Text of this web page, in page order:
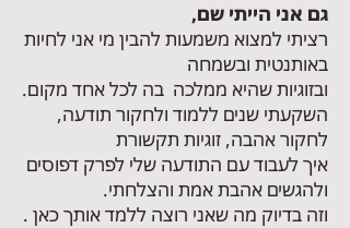
גם אני הייתי שם,
רציתי למצוא משמעות להבין מי אני לחיות
באותנטית ובשמחה
ובזוגיות שהיא ממלכה בה לכל אחד מקום.
השקעתי שנים ללמוד ולחקור תודעה,
לחקור אהבה, זוגיות תקשורת
איך לעבוד עם התודעה שלי לפרק דפוסים
ולהגשים אהבת אמת והצלחתי.
וזה בדיוק מה שאני רוצה ללמד אותך כאן .